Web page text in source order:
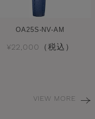
OA25S-NV-AM
¥22,000（税込）
VIEW MORE